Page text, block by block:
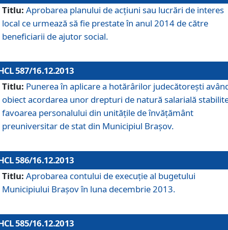
Titlu: Aprobarea planului de acţiuni sau lucrări de interes
local ce urmează să fie prestate în anul 2014 de către
beneficiarii de ajutor social.
587/16.12.2013
Titlu: Punerea în aplicare a hotărârilor judecătoreşti
obiect acordarea unor drepturi de natură salarială
favoarea personalului din unităţile de învăţământ
preuniversitar de stat din Municipiul Braşov.
586/16.12.2013
Titlu: Aprobarea contului de execuţie al bugetului
Municipiului Braşov în luna decembrie 2013.
585/16.12.2013